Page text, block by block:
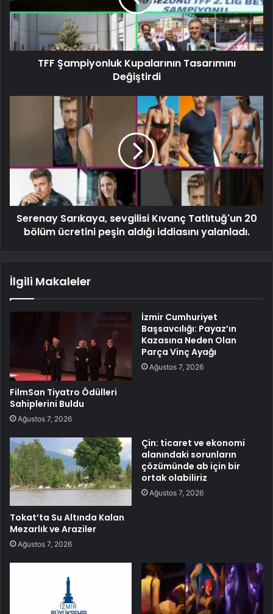
TFF Şampiyonluk Kupalarının Tasarımını
Değiştirdi
Serenay Sarıkaya, sevgilisi Kıvanç Tatlıtuğ'un 20
bölüm ücretini peşin aldığı iddiasını yalanladı.
İlgili Makaleler
FilmSan Tiyatro Ödülleri
Sahiplerini Buldu
Ağustos 7, 2026
İzmir Cumhuriyet
Başsavcılığı: Payaz’ın
Kazasına Neden Olan
Parça Vinç Ayağı
Ağustos 7, 2026
Tokat’ta Su Altında Kalan
Mezarlık ve Araziler
Ağustos 7, 2026
Çin: ticaret ve ekonomi
alanındaki sorunların
çözümünde ab için bir
ortak olabiliriz
Ağustos 7, 2026